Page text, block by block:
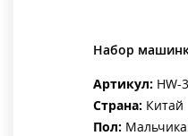
Набор
Артикул: HW-
Страна: Китай
Пол: